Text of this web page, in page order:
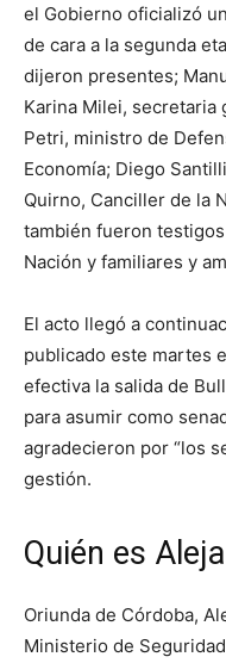
el Gobierno oficializó
de cara a la segunda
dijeron presentes;
Karina Milei, secretaria
Petri, ministro de
Economía; Diego
Quirno, Canciller de la
también fueron
Nación y familiares y
El acto llegó a
publicado este martes
efectiva la salida de
para asumir como
agradecieron por “los
gestión.
Quién es
Oriunda de Córdoba,
Ministerio de